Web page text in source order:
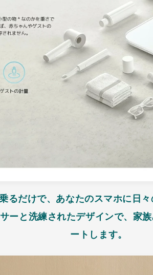
るだけで、あなたのスマホに日々
ーと洗練されたデザインで、家
ートします。